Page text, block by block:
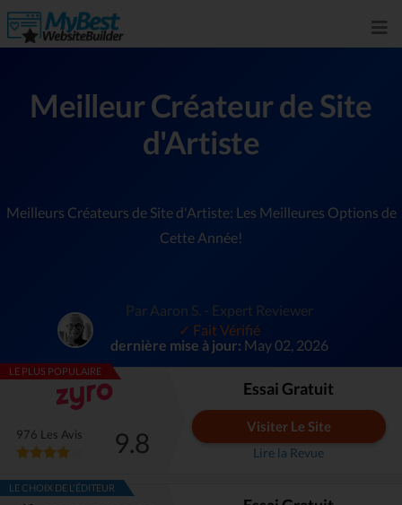
Meilleur Créateur de Site
d'Artiste
Meilleurs Créateurs de Site d'Artiste: Les Meilleures Options de
Cette Année!
Par Aaron S. - Expert Reviewer
✓ Fait Vérifié
dernière mise à jour: May 02, 2026
LE PLUS POPULAIRE
976 Les Avis 9.8
Essai Gratuit
Visiter Le Site
Lire la Revue
LE CHOIX DE L'ÉDITEUR